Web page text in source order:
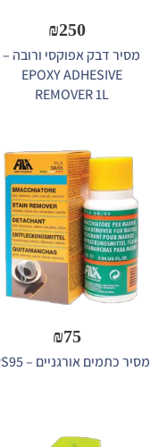
₪250
מסיר דבק אפוקסי ורובה –
EPOXY ADHESIVE
REMOVER 1L
₪75
מסיר כתמים אורגניים – PS95